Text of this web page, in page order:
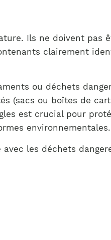
Ils ne doivent pas
clairement
ou déchets
(sacs ou boîtes de
est crucial pour
environnementales.
les déchets